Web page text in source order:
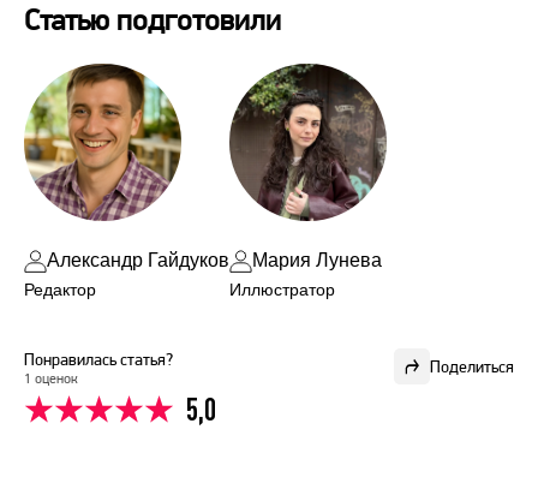
Статью подготовили
Александр Гайдуков
Редактор
Мария Лунева
Иллюстратор
Поделиться
Понравилась статья?
1 оценок
5,0